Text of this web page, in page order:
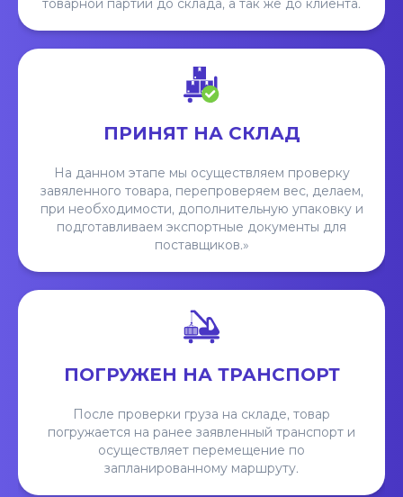
товарной партии до склада, а так же до клиента.
ПРИНЯТ НА СКЛАД
На данном этапе мы осуществляем проверку
завяленного товара, перепроверяем вес, делаем,
при необходимости, дополнительную упаковку и
подготавливаем экспортные документы для
поставщиков.»
ПОГРУЖЕН НА ТРАНСПОРТ
После проверки груза на складе, товар
погружается на ранее заявленный транспорт и
осуществляет перемещение по
запланированному маршруту.